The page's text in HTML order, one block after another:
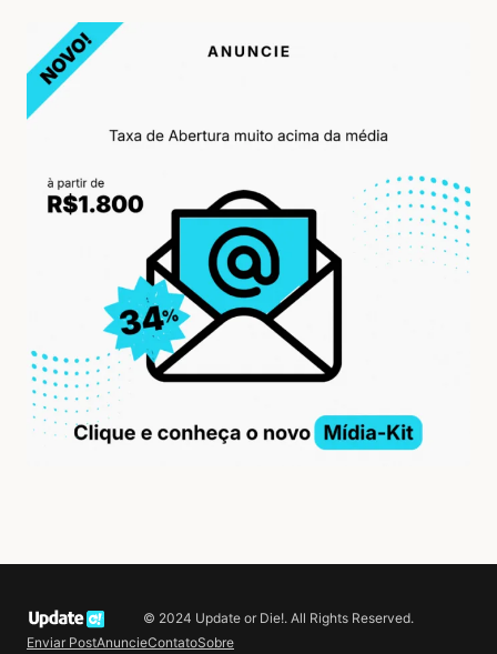
© 2024 Update or Die!. All Rights Reserved.
Enviar PostAnuncieContatoSobre